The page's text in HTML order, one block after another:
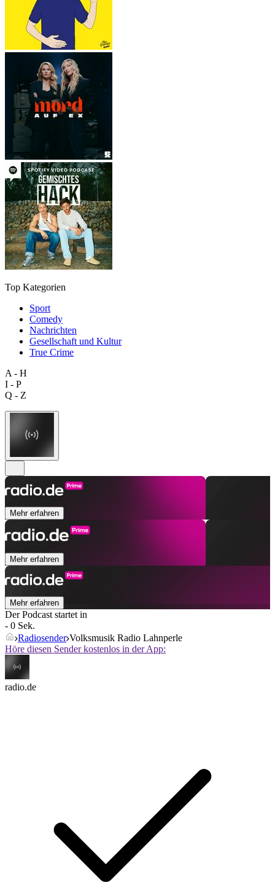
Top Kategorien
Sport
Comedy
Nachrichten
Gesellschaft und Kultur
True Crime
A - H
I - P
Q - Z
Mehr erfahren
Mehr erfahren
Mehr erfahren
Der Podcast startet in
- 0 Sek.
Radiosender Volksmusik Radio Lahnperle
Höre diesen Sender kostenlos in der App:
radio.de